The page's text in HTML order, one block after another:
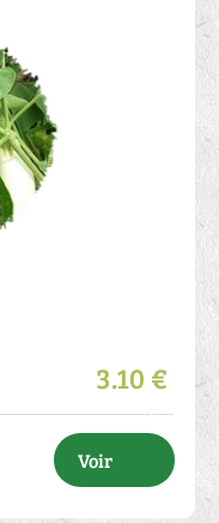
3.10 €
Voir